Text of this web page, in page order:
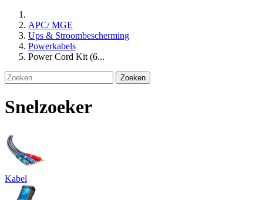
APC/ MGE
Ups & Stroombescherming
Powerkabels
Power Cord Kit (6...
Zoeken
Snelzoeker
Kabel